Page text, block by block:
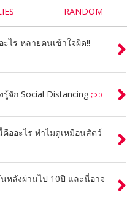
RANDOM
ไร หลายคนเข้าใจผิด!!
จัก Social Distancing 0
ออะไร ทำไมดูเหมือนสัตว์
หลังผ่านไป 10ปี และนี่อาจ